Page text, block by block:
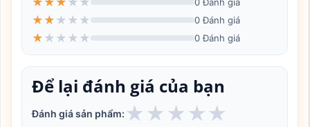
★ ★ ★ ★ ★ 0 Đánh giá
★ ★ ★ ★ ★ 0 Đánh giá
Để lại đánh giá của bạn
Đánh giá sản phẩm: ★ ★ ★ ★★